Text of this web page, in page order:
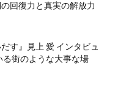
回復力と真実の解放力
す』見上 愛 インタビュ
る街のような大事な場